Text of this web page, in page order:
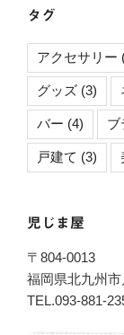
タグ
アクセサリー
グッズ (3)
バー (4) ブ
戸建て (3)
児じま屋
〒804-0013
福岡県北九州
TEL.093-881-